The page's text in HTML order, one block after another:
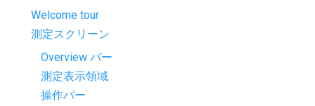
Welcome tour
測定スクリーン
Overview バー
測定表示領域
操作バー